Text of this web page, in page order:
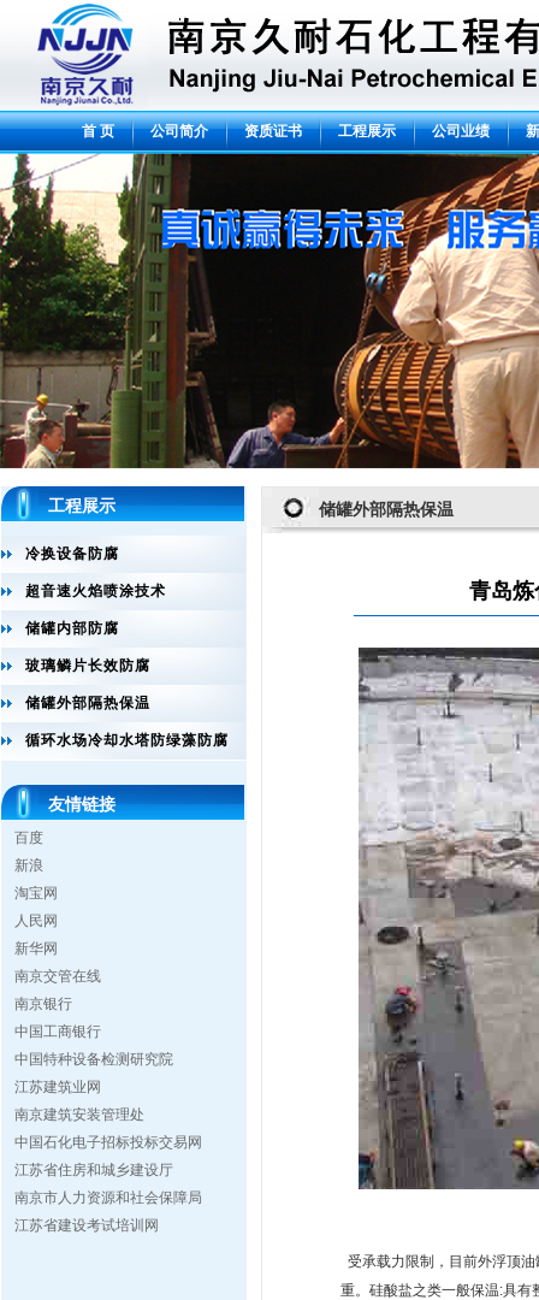
首 页 公司简介 资质证书 工程展示 公司业绩
工程展示
冷换设备防腐
超音速火焰喷涂技术
储罐内部防腐
玻璃鳞片长效防腐
储罐外部隔热保温
循环水场冷却水塔防绿藻防腐
友情链接
百度
新浪
淘宝网
人民网
新华网
南京交管在线
南京银行
中国工商银行
中国特种设备检测研究院
江苏建筑业网
南京建筑安装管理处
中国石化电子招标投标交易网
江苏省住房和城乡建设厅
南京市人力资源和社会保障局
江苏省建设考试培训网
储罐外部隔热保温
青岛
受承载力限制，目前外浮顶
重。硅酸盐之类一般保温:具有